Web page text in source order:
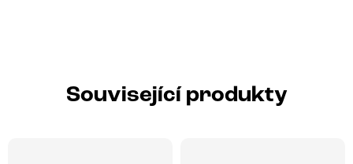
Související produkty